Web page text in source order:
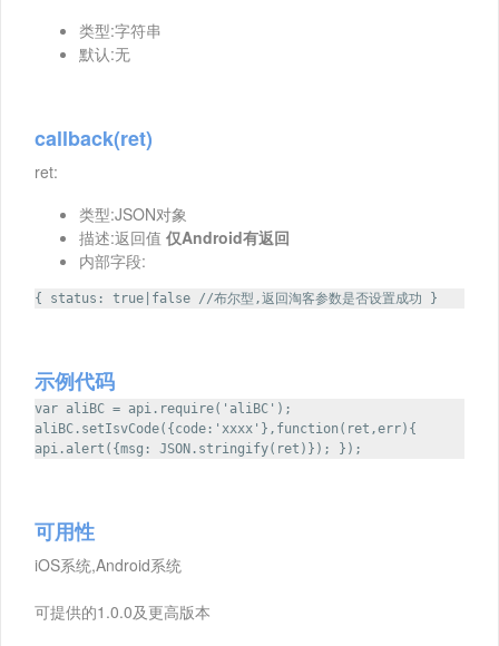
类型:字符串
默认:无
callback(ret)
ret:
类型:JSON对象
描述:返回值 仅Android有返回
内部字段:
{ status: true|false //布尔型,返回淘客参数是否设置成功 }
示例代码
var aliBC = api.require('aliBC');
aliBC.setIsvCode({code:'xxxx'},function(ret,err){
api.alert({msg: JSON.stringify(ret)}); });
可用性
iOS系统,Android系统
可提供的1.0.0及更高版本